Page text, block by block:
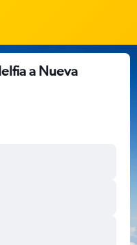
a Nueva